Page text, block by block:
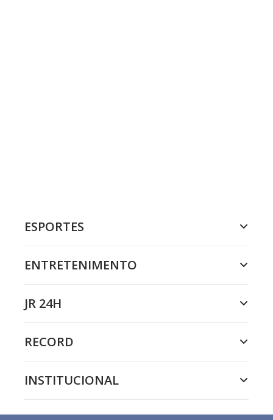
ESPORTES
ENTRETENIMENTO
JR 24H
RECORD
INSTITUCIONAL